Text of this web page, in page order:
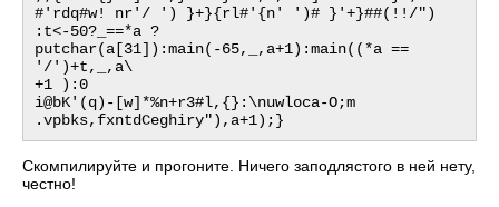
#'rdq#w! nr'/ ') }+}{rl#'{n' ')# }'+}##(!!/")
:t<-50?_==*a ?
putchar(a[31]):main(-65,_,a+1):main((*a ==
'/')+t,_,a\
+1 ):0
i@bK'(q)-[w]*%n+r3#l,{}:\nuwloca-O;m
Скомпилируйте и прогоните. Ничего заподлястого в ней нету,
честно!